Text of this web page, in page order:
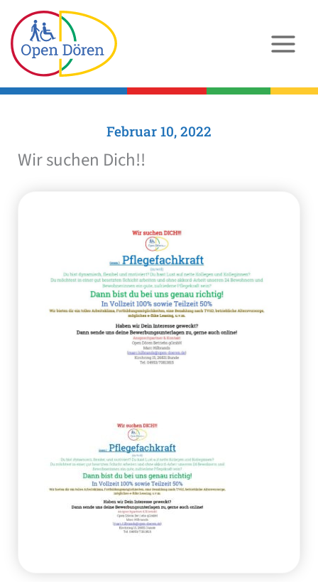
Inhalt
springen
Februar 10, 2022
Wir suchen Dich!!